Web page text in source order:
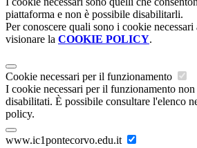
piattaforma e non è possibile disabilitarli.
Per conoscere quali sono i cookie
visionare la COOKIE POLICY.
Cookie necessari per il funzionamento
I cookie necessari per il funzionamento non
disabilitati. È possibile consultare l'elenco
policy.
www.ic1pontecorvo.edu.it